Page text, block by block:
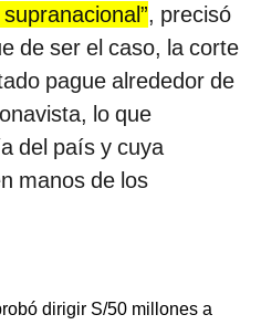
, precisó
de ser el caso, la corte
pague alrededor de
lo que
del país y cuya
manos de los
dirigir S/50 millones a